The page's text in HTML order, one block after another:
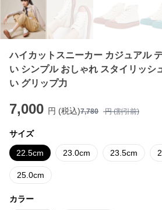
ハイカットスニーカー カジュアル
い シンプル おしゃれ スタイリッシ
い グリップ力
7,000 円 (税込)7,780 円 (割引前)
サイズ
22.5cm 23.0cm 23.5cm
25.0cm
カラー